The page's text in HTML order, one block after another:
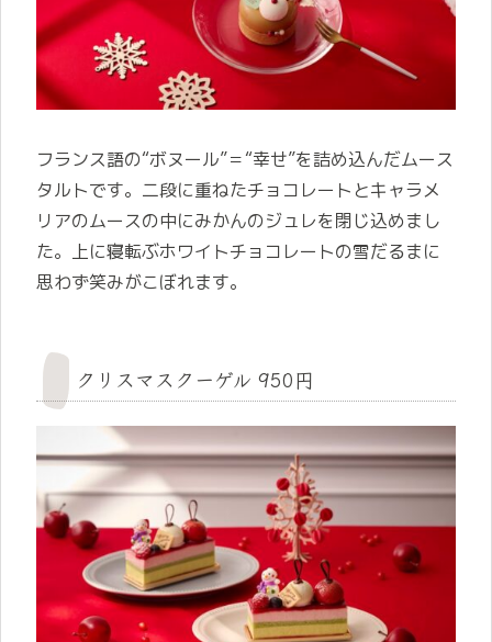
フランス語の“ボヌール”＝“幸せ”を詰め込んだムース
タルトです。二段に重ねたチョコレートとキャラメ
リアのムースの中にみかんのジュレを閉じ込めまし
た。上に寝転ぶホワイトチョコレートの雪だるまに
思わず笑みがこぼれます。
クリスマスクーゲル 950円